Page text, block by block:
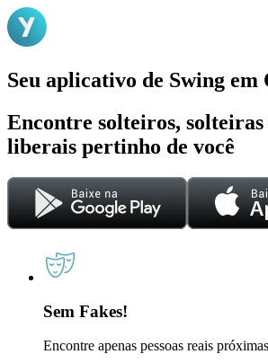
Seu aplicativo de Swing em
Encontre solteiros, solteiras
liberais pertinho de você
Sem Fakes!
Encontre apenas pessoas reais